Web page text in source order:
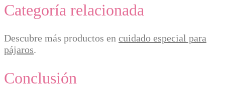
Categoría relacionada
Descubre más productos en cuidado especial para
pájaros.
Conclusión